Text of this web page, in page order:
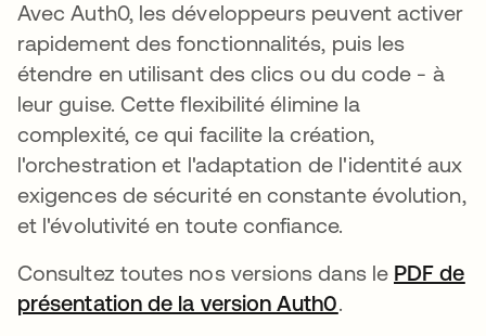
Avec Auth0, les développeurs peuvent activer
rapidement des fonctionnalités, puis les
étendre en utilisant des clics ou du code - à
leur guise. Cette flexibilité élimine la
complexité, ce qui facilite la création,
l'orchestration et l'adaptation de l'identité aux
exigences de sécurité en constante évolution,
et l'évolutivité en toute confiance.
Consultez toutes nos versions dans le PDF de
présentation de la version Auth0.